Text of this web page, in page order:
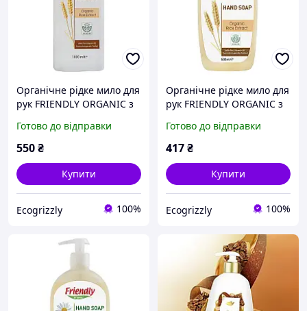
Органічне рідке мило для
рук FRIENDLY ORGANIC з
Готово до відправки
550₴
Купити
Ecogrizzly 100%
Органічне рідке мило для
рук FRIENDLY ORGANIC з
Готово до відправки
417₴
Купити
Ecogrizzly 100%